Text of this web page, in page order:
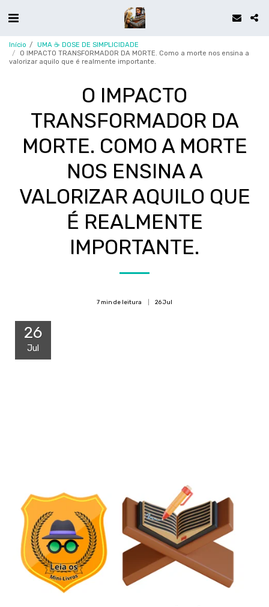
Início
UMA ☕ DOSE DE SIMPLICIDADE
O IMPACTO TRANSFORMADOR DA MORTE. Como a morte nos ensina a
valorizar aquilo que é realmente importante.
O IMPACTO
TRANSFORMADOR DA
MORTE. COMO A MORTE
NOS ENSINA A
VALORIZAR AQUILO QUE
É REALMENTE
IMPORTANTE.
7 min de leitura 26Jul
26
Jul